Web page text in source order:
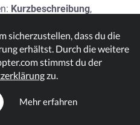
Kurzbeschreibung,
dem Export wird verwendet
eingestellt.
Kategorien aus, die du
sicherzustellen, dass du die
erhältst. Durch die weitere
stimmst du der
zu.
Mehr erfahren